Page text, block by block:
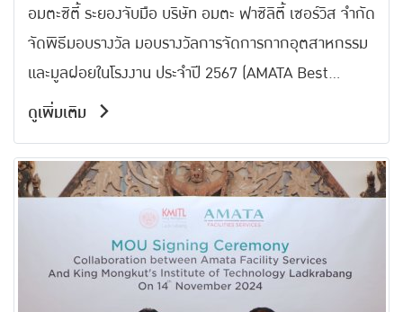
2567 (AMATA Best Waste Management
Awards 2024) จัดต่อเนื่องเป็นปีที่ 11
อมตะซิตี้ ระยองจับมือ บริษัท อมตะ ฟาซิลิตี้ เซอร์วิส จำกัด
จัดพิธีมอบรางวัล มอบรางวัลการจัดการกากอุตสาหกรรม
และมูลฝอยในโรงงาน ประจำปี 2567 (AMATA Best
Waste Management Awards 2024) จัดต่อเนื่องเป็นปี
การสำนักงานนิคมอุตสาหกรรมอมตะซิตี้ ชลบุรี คุณเสริม
พงศ์ สุขโข ผู้อำนวยการสำนักงานนิคมอุตสาหกรรมอมตะ
ซิตี้ ระยอง คุณอัครเรศร์ ชูช่วย กรรมการผู้จัดการ บริษัท
อมตะ ฟาซิลิตี้ เซอร์วิส จำกัด ร่วมเป็นประธานในพิธีมอบ
รางวัล โดยมอบแก่ผู้ประกอบการจำนวน 92 โรงงาน
ดูเพิ่มเติม